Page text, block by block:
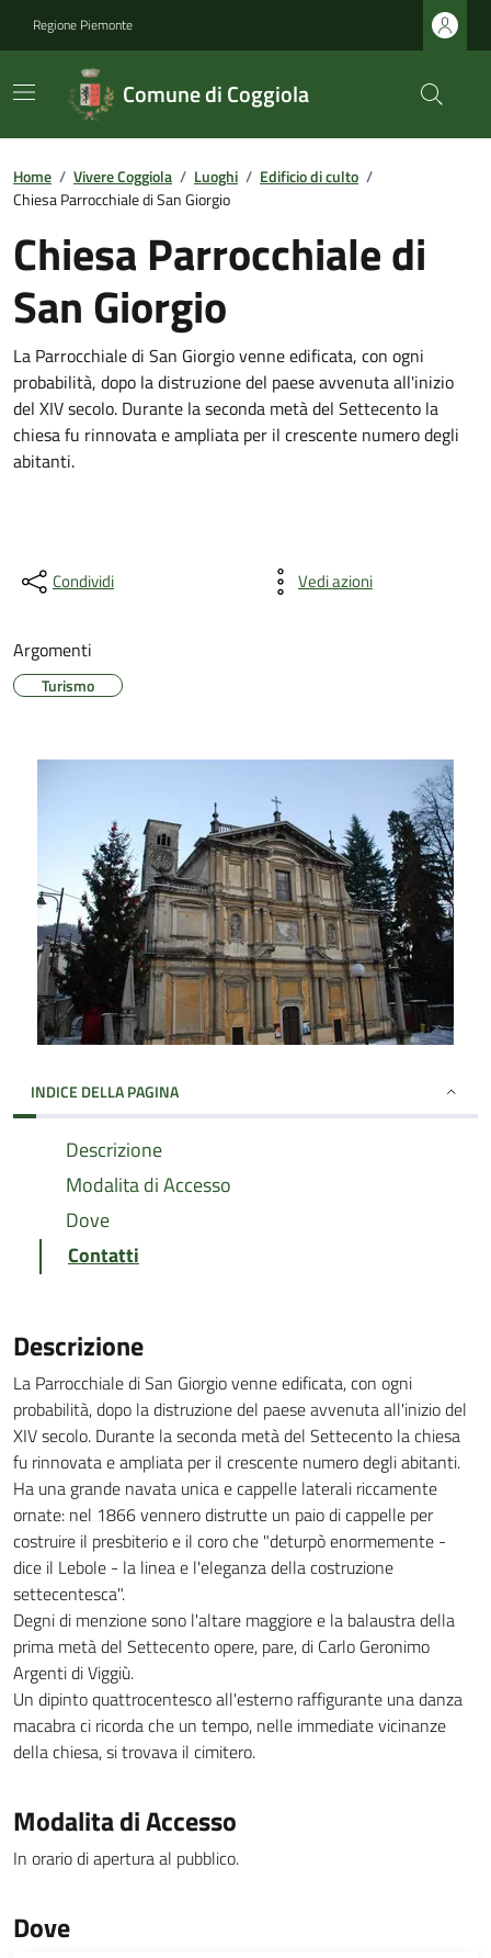
Regione Piemonte
Comune di Coggiola
Home / Vivere Coggiola / Luoghi / Edificio di culto /
Chiesa Parrocchiale di San Giorgio
Chiesa Parrocchiale di
San Giorgio
La Parrocchiale di San Giorgio venne edificata, con ogni
probabilità, dopo la distruzione del paese avvenuta all'inizio
del XIV secolo. Durante la seconda metà del Settecento la
chiesa fu rinnovata e ampliata per il crescente numero degli
abitanti.
Condividi Vedi azioni
Argomenti
Turismo
INDICE DELLA PAGINA
Descrizione
Modalita di Accesso
Dove
Contatti
Descrizione
La Parrocchiale di San Giorgio venne edificata, con ogni
probabilità, dopo la distruzione del paese avvenuta all'inizio del
XIV secolo. Durante la seconda metà del Settecento la chiesa
fu rinnovata e ampliata per il crescente numero degli abitanti.
Ha una grande navata unica e cappelle laterali riccamente
ornate: nel 1866 vennero distrutte un paio di cappelle per
costruire il presbiterio e il coro che "deturpò enormemente -
dice il Lebole - la linea e l'eleganza della costruzione
settecentesca".
Degni di menzione sono l'altare maggiore e la balaustra della
prima metà del Settecento opere, pare, di Carlo Geronimo
Argenti di Viggiù.
Un dipinto quattrocentesco all'esterno raffigurante una danza
macabra ci ricorda che un tempo, nelle immediate vicinanze
della chiesa, si trovava il cimitero.
Modalita di Accesso
In orario di apertura al pubblico.
Dove